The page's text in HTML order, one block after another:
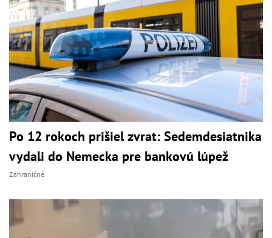
Po 12 rokoch prišiel zvrat: Sedemdesiatnika
vydali do Nemecka pre bankovú lúpež
Zahraničné